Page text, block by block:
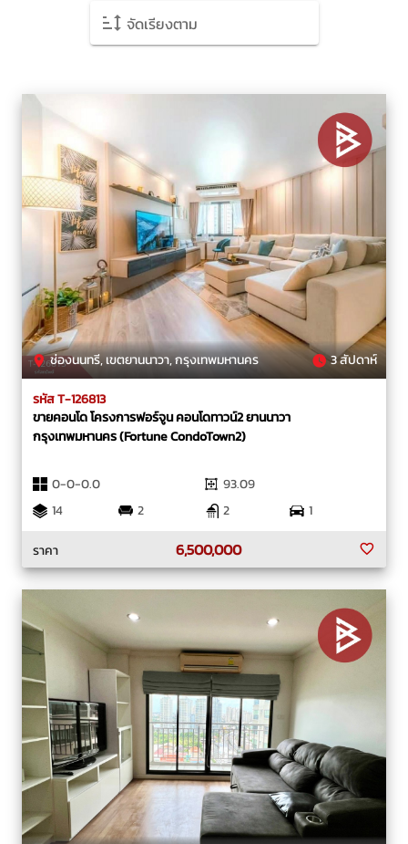
จัดเรียงตาม
ช่องนนทรี, เขตยานนาวา, กรุงเทพมหานคร 3 สัปดาห์
รหัส T-126813
ขายคอนโด โครงการฟอร์จูน คอนโดทาวน์2 ยานนาวา
กรุงเทพมหานคร (Fortune CondoTown2)
0-0-0.0
93.09
14
2 2
1
ราคา
6,500,000